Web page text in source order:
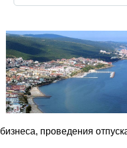
бизнеса, проведения